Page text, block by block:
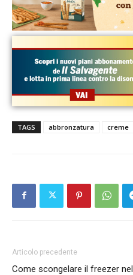
TAGS abbronzatura creme
Articolo precedente
Come scongelare il freezer nel